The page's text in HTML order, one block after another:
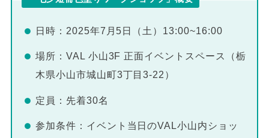
日時：2025年7月5日（土）13:00~16:00
場所：VAL 小山3F 正面イベントスペース（栃
木県小山市城山町3丁目3-22）
定員：先着30名
参加条件：イベント当日のVAL小山内ショッ